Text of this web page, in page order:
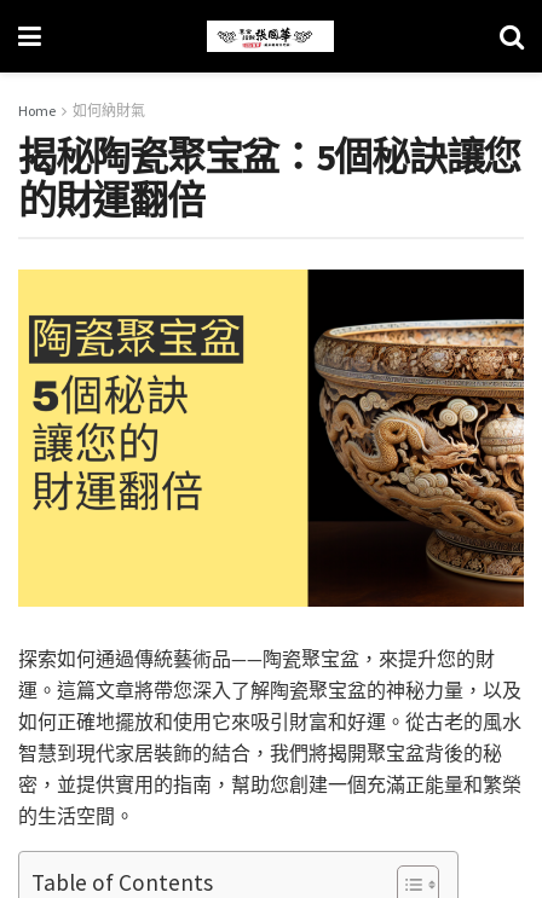
Home 如何納財氣
揭秘陶瓷聚宝盆：5個秘訣讓您
的財運翻倍
探索如何通過傳統藝術品——陶瓷聚宝盆，來提升您的財
運。這篇文章將帶您深入了解陶瓷聚宝盆的神秘力量，以及
如何正確地擺放和使用它來吸引財富和好運。從古老的風水
智慧到現代家居裝飾的結合，我們將揭開聚宝盆背後的秘
密，並提供實用的指南，幫助您創建一個充滿正能量和繁榮
的生活空間。
Table of Contents